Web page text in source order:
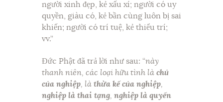
người xinh đẹp, kẻ xấu xí; người có uy
quyền, giàu có, kẻ bần cùng luôn bị sai
khiến; người có trí tuệ, kẻ thiểu trí;
vv.”
Đức Phật đã trả lời như sau: “này
thanh niên, các loại hữu tình là chủ
của nghiệp , là thừa kế của nghiệp
nghiệp là thai tạng nghiệp là quyến